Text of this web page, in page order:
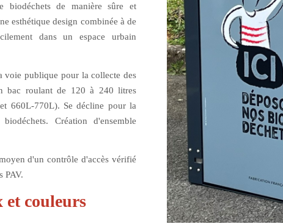
de manière sûre et
esthétiquedesign combinée à de
dans unespace urbain
voie publique pour la collecte des
bac roulant de 120 à 240 litres
660L-770L). Se décline pour la
. Création d'ensemble
d'un contrôle d'accès vérifié
PAV.
couleurs